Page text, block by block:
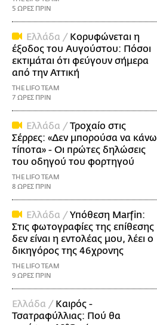
5 ΩΡΕΣ ΠΡΙΝ
Ελλάδα / Κορυφώνεται η
έξοδος του Αυγούστου: Πόσοι
εκτιμάται ότι φεύγουν σήμερα
από την Αττική
THE LIFO TEAM
7 ΩΡΕΣ ΠΡΙΝ
Ελλάδα / Τροχαίο στις
Σέρρες: «Δεν μπορούσα να κάνω
τίποτα» - Οι πρώτες δηλώσεις
του οδηγού του φορτηγού
THE LIFO TEAM
8 ΩΡΕΣ ΠΡΙΝ
Ελλάδα / Υπόθεση Marfin:
Στις φωτογραφίες της επίθεσης
δεν είναι η εντολέας μου, λέει ο
δικηγόρος της 46χρονης
THE LIFO TEAM
9 ΩΡΕΣ ΠΡΙΝ
Ελλάδα / Καιρός -
Τσατραφύλλιας: Πού θα